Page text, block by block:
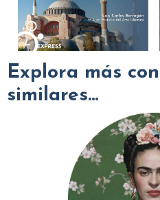
Explora más
similares...